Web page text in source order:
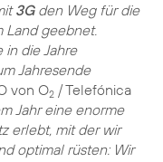
3Gden Weg für die
Land geebnet.
die Jahre
Jahresende
von O2 / Telefónica
Jahr eine enorme
erlebt, mit der wir
optimal rüsten: Wir